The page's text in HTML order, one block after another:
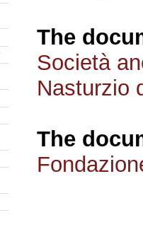
The
Società
Nasturzio
The